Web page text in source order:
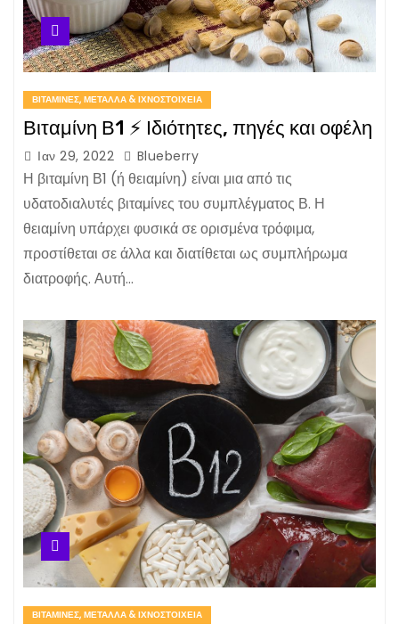
ΒΙΤΑΜΊΝΕΣ, ΜΈΤΑΛΛΑ & ΙΧΝΟΣΤΟΙΧΕΊΑ
Βιταμίνη Β1 ⚡ Ιδιότητες, πηγές και οφέλη
Ιαν 29, 2022 Blueberry
Η βιταμίνη Β1 (ή θειαμίνη) είναι μια από τις
υδατοδιαλυτές βιταμίνες του συμπλέγματος Β. Η
θειαμίνη υπάρχει φυσικά σε ορισμένα τρόφιμα,
προστίθεται σε άλλα και διατίθεται ως συμπλήρωμα
διατροφής. Αυτή…
ΒΙΤΑΜΊΝΕΣ, ΜΈΤΑΛΛΑ & ΙΧΝΟΣΤΟΙΧΕΊΑ